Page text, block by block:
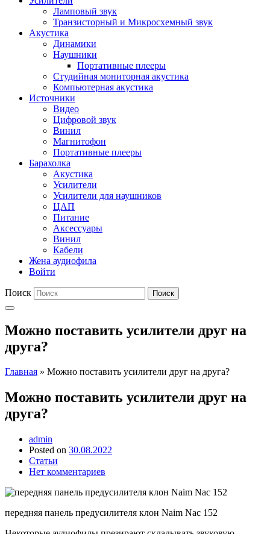
Ламповый звук
Транзисторный и Микросхемный звук
Акустика
Динамики
Наушники
Портативные плееры
Студийная мониторная акустика
Компьютерная акустика
Источники
Видео
Цифровой звук
Винил
Магнитофон
Портативные плееры
Барахолка
Акустика
Усилители
Усилители для наушников
ЦАП
Питание
Аксессуары
Винил
Кабели
Жена аудиофила
Войти
Поиск Поиск
Можно поставить усилители друг на
друга?
Главная » Можно поставить усилители друг на друга?
Можно поставить усилители друг на
друга?
admin
Posted on 30.08.2022
Статьи
Нет комментариев
передняя панель предусилителя клон Naim Nac 152